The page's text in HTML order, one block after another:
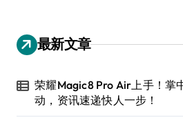
最新文章
荣耀Magic8 Pro Air上手！掌
动，资讯速递快人一步！